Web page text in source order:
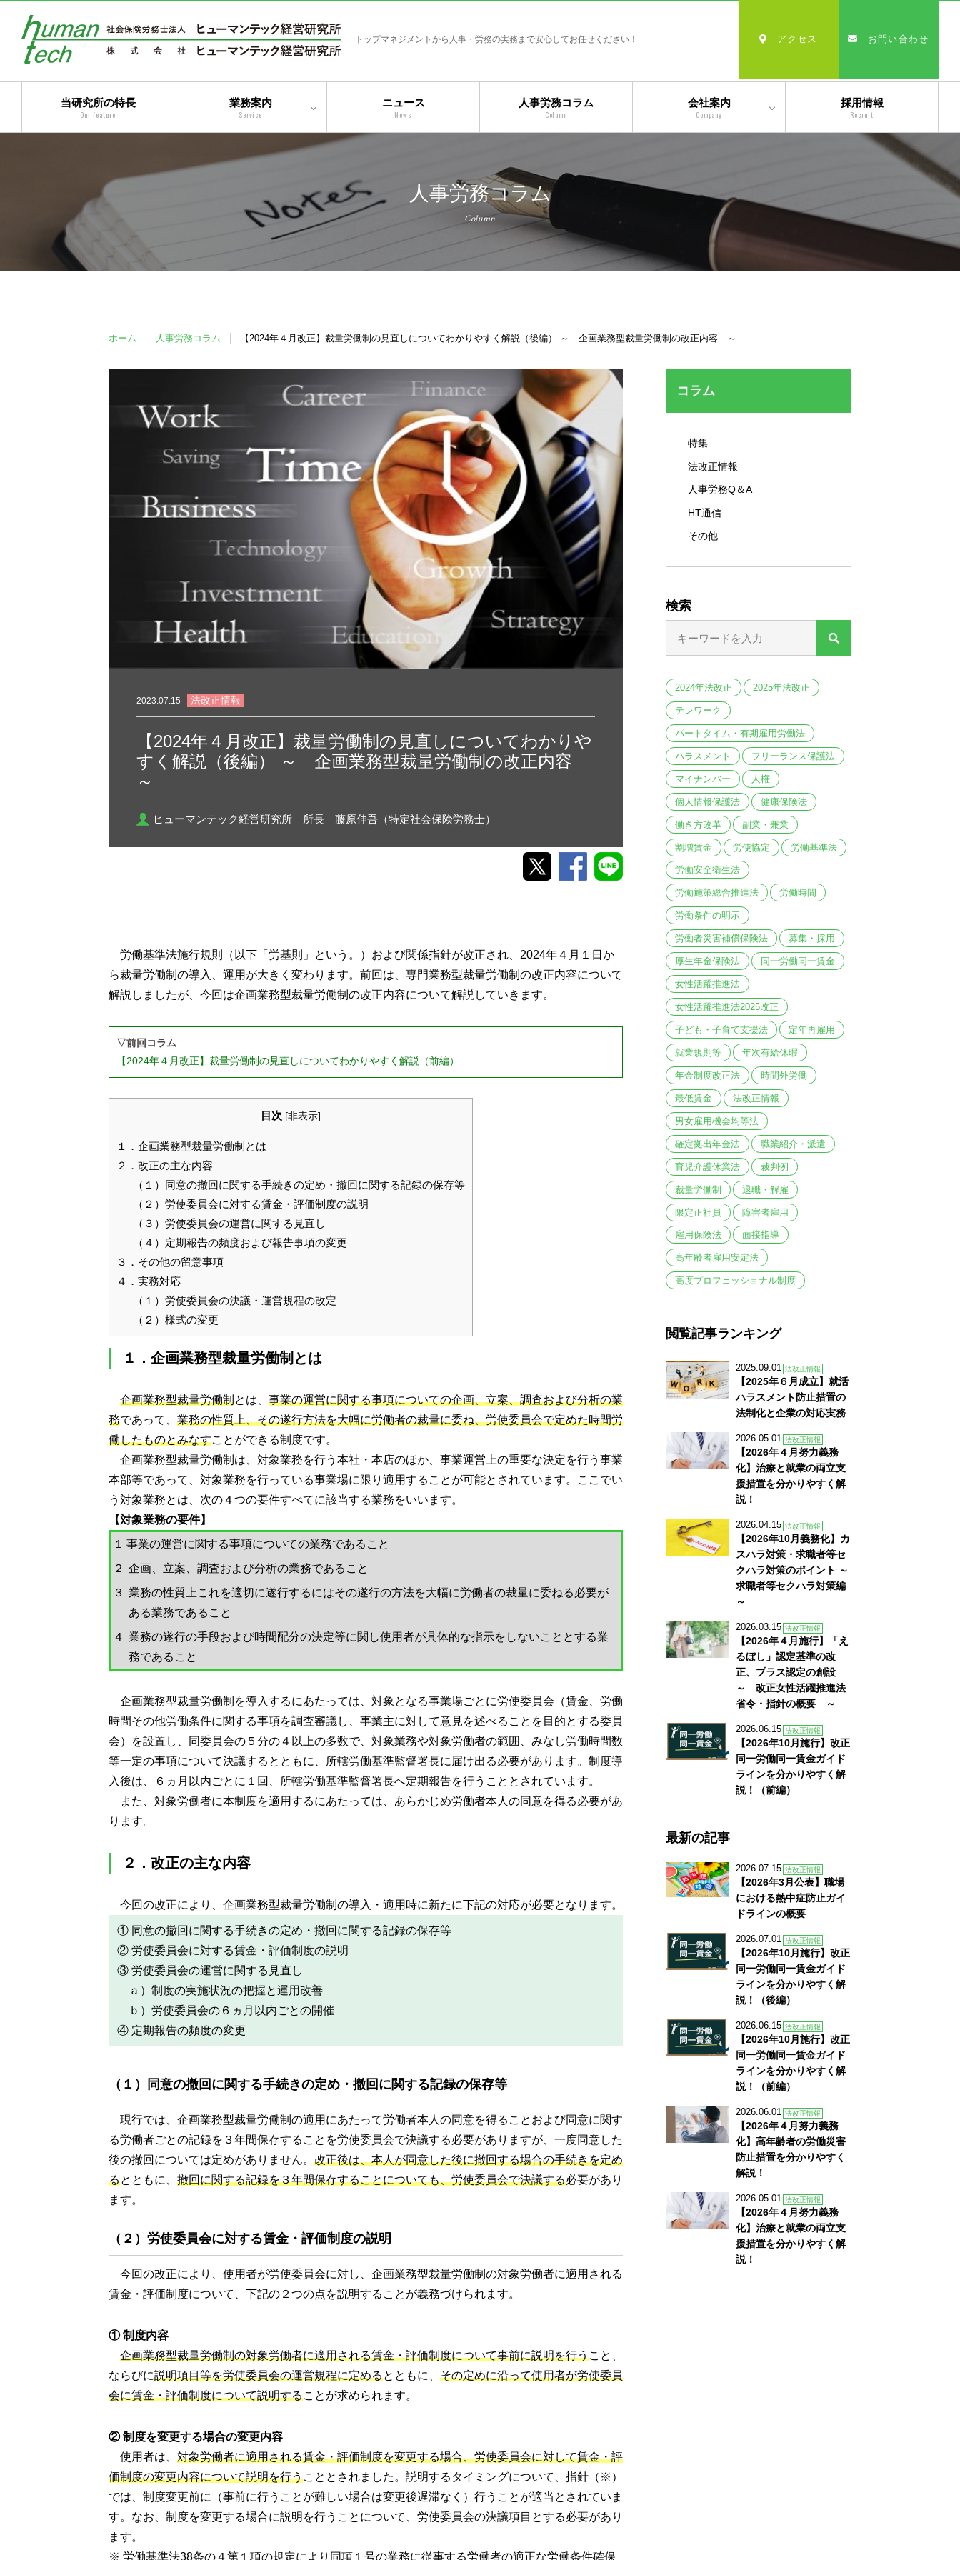
トップマネジメントから人事・労務の実務まで安心してお任せください！
当研究所の特長
Our feature
業務案内
Service
二法人体制によるトータ
ルサービス
コンサルティングサービ
ニュース
News
人事労務コラム
Column
会社案内
Company
沿革
経営理念・モットー
スタッフ紹介
採用情報
Recruit
アクセス お問い合わせ
人事労務コラム
Column
ホーム 人事労務コラム 【2024年４月改正】裁量労働制の見直しについてわかりやすく解説（後編） ～ 企画業務型裁量労働制の改正内容 ～
2023.07.15 法改正情報
【2024年４月改正】裁量労働制の見直しについてわかりや
すく解説（後編） ～ 企画業務型裁量労働制の改正内容
～
ヒューマンテック経営研究所 所長 藤原伸吾（特定社会保険労務士）
労働基準法施行規則（以下「労基則」という。）および関係指針が改正され、2024年４月１日か
ら裁量労働制の導入、運用が大きく変わります。前回は、専門業務型裁量労働制の改正内容について
解説しましたが、今回は企画業務型裁量労働制の改正内容について解説していきます。
▽前回コラム
【2024年４月改正】裁量労働制の見直しについてわかりやすく解説（前編）
目次 [非表示]
１．企画業務型裁量労働制とは
２．改正の主な内容
（１）同意の撤回に関する手続きの定め・撤回に関する記録の保存等
（２）労使委員会に対する賃金・評価制度の説明
（３）労使委員会の運営に関する見直し
（４）定期報告の頻度および報告事項の変更
３．その他の留意事項
４．実務対応
（１）労使委員会の決議・運営規程の改定
（２）様式の変更
１．企画業務型裁量労働制とは
企画業務型裁量労働制とは、 事業の運営に関する事項についての企画、立案、調査および分析の業
務であって、 業務の性質上、その遂行方法を大幅に労働者の裁量に委ね、労使委員会で定めた時間労
働したものとみなすことができる制度です。
企画業務型裁量労働制は、対象業務を行う本社・本店のほか、事業運営上の重要な決定を行う事業
本部等であって、対象業務を行っている事業場に限り適用することが可能とされています。ここでい
う対象業務とは、次の４つの要件すべてに該当する業務をいいます。
【対象業務の要件】
１ 事業の運営に関する事項についての業務であること
２ 企画、立案、調査および分析の業務であること
３ 業務の性質上これを適切に遂行するにはその遂行の方法を大幅に労働者の裁量に委ねる必要が
ある業務であること
４ 業務の遂行の手段および時間配分の決定等に関し使用者が具体的な指示をしないこととする業
務であること
企画業務型裁量労働制を導入するにあたっては、対象となる事業場ごとに労使委員会（賃金、労働
時間その他労働条件に関する事項を調査審議し、事業主に対して意見を述べることを目的とする委員
会）を設置し、同委員会の５分の４以上の多数で、対象業務や対象労働者の範囲、みなし労働時間数
等一定の事項について決議するとともに、所轄労働基準監督署長に届け出る必要があります。制度導
入後は、６ヵ月以内ごとに１回、所轄労働基準監督署長へ定期報告を行うこととされています。
また、対象労働者に本制度を適用するにあたっては、あらかじめ労働者本人の同意を得る必要があ
ります。
２．改正の主な内容
今回の改正により、企画業務型裁量労働制の導入・適用時に新たに下記の対応が必要となります。
① 同意の撤回に関する手続きの定め・撤回に関する記録の保存等
② 労使委員会に対する賃金・評価制度の説明
③ 労使委員会の運営に関する見直し
ａ）制度の実施状況の把握と運用改善
ｂ）労使委員会の６ヵ月以内ごとの開催
④ 定期報告の頻度の変更
（１）同意の撤回に関する手続きの定め・撤回に関する記録の保存等
現行では、企画業務型裁量労働制の適用にあたって労働者本人の同意を得ることおよび同意に関す
る労働者ごとの記録を３年間保存することを労使委員会で決議する必要がありますが、一度同意した
後の撤回については定めがありません。 改正後は、本人が同意した後に撤回する場合の手続きを定め
るとともに、 撤回に関する記録を３年間保存することについても、労使委員会で決議する必要があり
ます。
（２）労使委員会に対する賃金・評価制度の説明
今回の改正により、使用者が労使委員会に対し、企画業務型裁量労働制の対象労働者に適用される
賃金・評価制度について、下記の２つの点を説明することが義務づけられます。
① 制度内容
企画業務型裁量労働制の対象労働者に適用される賃金・評価制度について事前に説明を行うこと、
ならびに説明項目等を労使委員会の運営規程に定めるとともに、 その定めに沿って使用者が労使委員
会に賃金・評価制度について説明することが求められます。
② 制度を変更する場合の変更内容
使用者は、 対象労働者に適用される賃金・評価制度を変更する場合、労使委員会に対して賃金・評
価制度の変更内容について説明を行うこととされました。説明するタイミングについて、指針（※）
では、制度変更前に（事前に行うことが難しい場合は変更後遅滞なく）行うことが適当とされていま
す。なお、制度を変更する場合に説明を行うことについて、労使委員会の決議項目とする必要があり
ます。
※ 労働基準法38条の４第１項の規定により同項１号の業務に従事する労働者の適正な労働条件確保
コラム
特集
法改正情報
人事労務Q＆A
HT通信
その他
検索
2024年法改正 2025年法改正
テレワーク
パートタイム・有期雇用労働法
ハラスメント フリーランス保護法
マイナンバー 人権
個人情報保護法 健康保険法
働き方改革 副業・兼業
割増賃金 労使協定 労働基準法
労働安全衛生法
労働施策総合推進法 労働時間
労働条件の明示
労働者災害補償保険法 募集・採用
厚生年金保険法 同一労働同一賃金
女性活躍推進法
女性活躍推進法2025改正
子ども・子育て支援法 定年再雇用
就業規則等 年次有給休暇
年金制度改正法 時間外労働
最低賃金 法改正情報
男女雇用機会均等法
確定拠出年金法 職業紹介・派遣
育児介護休業法 裁判例
裁量労働制 退職・解雇
限定正社員 障害者雇用
雇用保険法 面接指導
高年齢者雇用安定法
高度プロフェッショナル制度
閲覧記事ランキング
2025.09.01 法改正情報
【2025年６月成立】就活
ハラスメント防止措置の
法制化と企業の対応実務
2026.05.01 法改正情報
【2026年４月努力義務
化】治療と就業の両立支
援措置を分かりやすく解
説！
2026.04.15 法改正情報
【2026年10月義務化】カ
スハラ対策・求職者等セ
クハラ対策のポイント ～
求職者等セクハラ対策編
～
2026.03.15 法改正情報
【2026年４月施行】「え
るぼし」認定基準の改
正、プラス認定の創設
～ 改正女性活躍推進法
省令・指針の概要 ～
2026.06.15 法改正情報
【2026年10月施行】改正
同一労働同一賃金ガイド
ラインを分かりやすく解
説！（前編）
最新の記事
2026.07.15 法改正情報
【2026年3月公表】職場
における熱中症防止ガイ
ドラインの概要
2026.07.01 法改正情報
【2026年10月施行】改正
同一労働同一賃金ガイド
ラインを分かりやすく解
説！（後編）
2026.06.15 法改正情報
【2026年10月施行】改正
同一労働同一賃金ガイド
ラインを分かりやすく解
説！（前編）
2026.06.01 法改正情報
【2026年４月努力義務
化】高年齢者の労働災害
防止措置を分かりやすく
解説！
2026.05.01 法改正情報
【2026年４月努力義務
化】治療と就業の両立支
援措置を分かりやすく解
説！